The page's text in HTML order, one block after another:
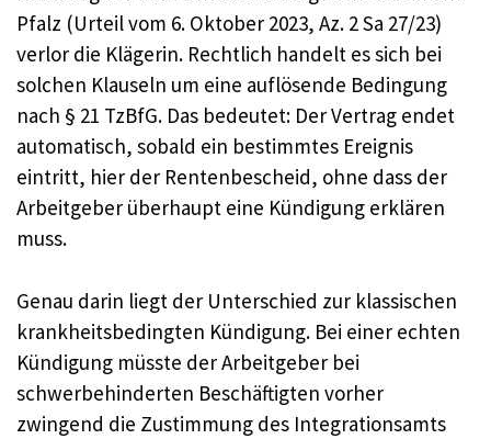
Pfalz (Urteil vom 6. Oktober 2023, Az. 2 Sa 27/23)
verlor die Klägerin. Rechtlich handelt es sich bei
solchen Klauseln um eine auflösende Bedingung
nach § 21 TzBfG. Das bedeutet: Der Vertrag endet
automatisch, sobald ein bestimmtes Ereignis
eintritt, hier der Rentenbescheid, ohne dass der
Arbeitgeber überhaupt eine Kündigung erklären
muss.
Genau darin liegt der Unterschied zur klassischen
krankheitsbedingten Kündigung. Bei einer echten
Kündigung müsste der Arbeitgeber bei
schwerbehinderten Beschäftigten vorher
zwingend die Zustimmung des Integrationsamts